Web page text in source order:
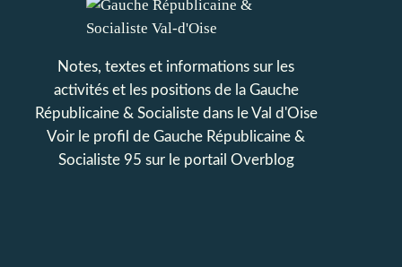
Notes, textes et informations sur les
activités et les positions de la Gauche
Républicaine & Socialiste dans le Val d'Oise
Voir le profil de Gauche Républicaine &
Socialiste 95 sur le portail Overblog